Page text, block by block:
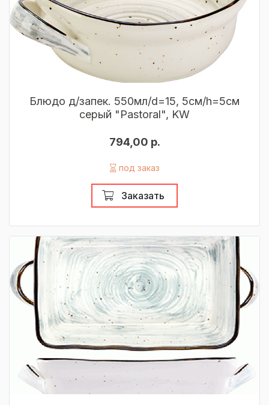
Блюдо д/запек. 550мл/d=15, 5см/h=5см
серый "Pastoral", KW
794,00 р.
под заказ
Заказать